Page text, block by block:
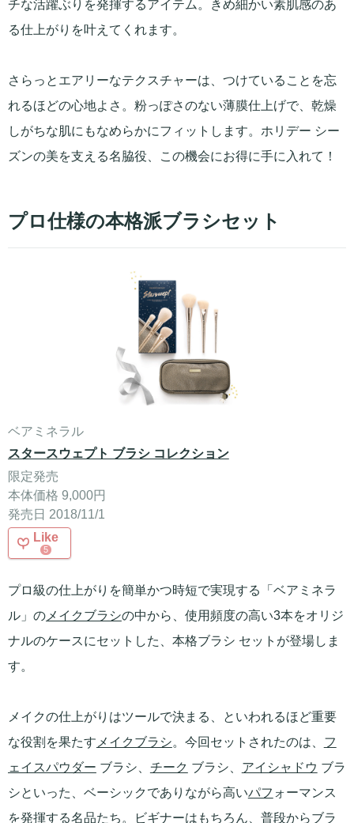
チな活躍ぶりを発揮するアイテム。きめ細かい素肌感のあ
る仕上がりを叶えてくれます。
さらっとエアリーなテクスチャーは、つけていることを忘
れるほどの心地よさ。粉っぽさのない薄膜仕上げで、乾燥
しがちな肌にもなめらかにフィットします。ホリデー シー
ズンの美を支える名脇役、この機会にお得に手に入れて！
プロ仕様の本格派ブラシセット
ベアミネラル
スタースウェプト ブラシ コレクション
限定発売
本体価格 9,000円
発売日 2018/11/1
Like
5
プロ級の仕上がりを簡単かつ時短で実現する「ベアミネラ
ル」のメイクブラシの中から、使用頻度の高い3本をオリジ
ナルのケースにセットした、本格ブラシ セットが登場しま
す。
メイクの仕上がりはツールで決まる、といわれるほど重要
な役割を果たす メイクブラシ。今回セットされたのは、 フ
ェイスパウダー ブラシ、 チーク ブラシ、 アイシャドウ ブラ
シといった、ベーシックでありながら高いパフ ォーマンス
を発揮する名品たち。ビギナーはもちろん、普段からブラ